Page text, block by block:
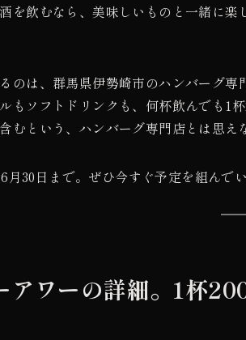
酒を飲むなら、美味しいものと一緒に
のは、群馬県伊勢崎市のハンバーグ
もソフトドリンクも、何杯飲んでも1
むという、ハンバーグ専門店とは思え
月30日まで。ぜひ今すぐ予定を組んで
アワーの詳細。1杯